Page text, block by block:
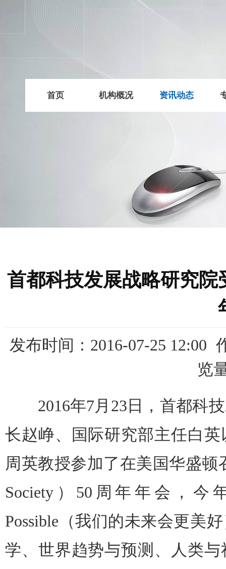
首页 机构概况 资讯动态
首都科技发展战略研究院
发布时间：2016-07-25 12:00
览
2016年7月23日，首都科技
长赵峥、国际研究部主任白
周英教授参加了在美国华盛顿
Society）50周年年会，今
Possible（我们的未来会更美
学、世界趋势与预测、人类